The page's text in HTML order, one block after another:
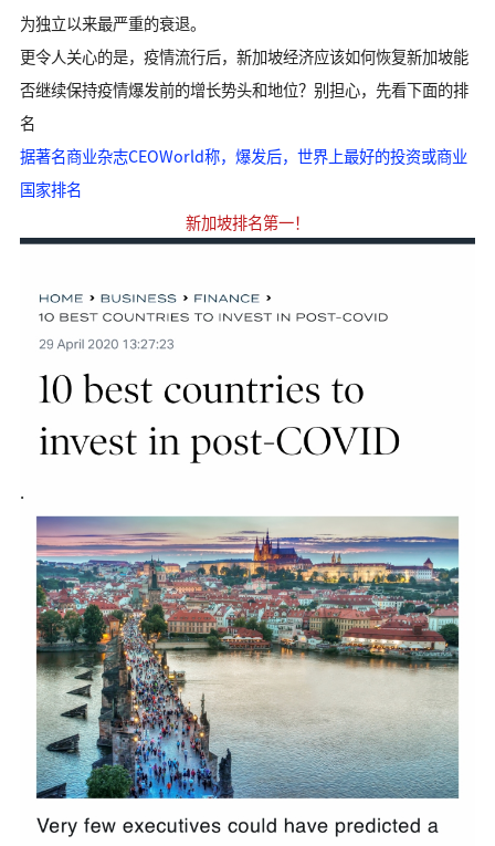
为独立以来最严重的衰退。
更令人关心的是，疫情流行后，新加坡经济应该如何恢复新加坡能
否继续保持疫情爆发前的增长势头和地位？别担心，先看下面的排
名
据著名商业杂志CEOWorld称，爆发后，世界上最好的投资或商业
国家排名
新加坡排名第一！